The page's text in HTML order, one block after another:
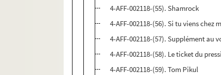
4-AFF-002118-(55). Shamrock
4-AFF-002118-(56). Si tu viens
4-AFF-002118-(57). Supplément au
4-AFF-002118-(58). Le ticket du
4-AFF-002118-(59). Tom Pikul